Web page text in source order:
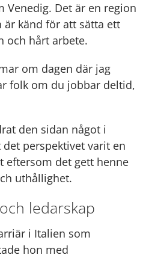
Venedig. Det är en region
känd för att sätta ett
och hårt arbete.
om dagen där jag
folk om du jobbar deltid,
den sidan något i
perspektivet varit en
eftersom det gett henne
uthållighet.
ledarskap
i Italien som
hon med